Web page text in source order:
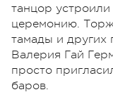
танцор
церемонию.
тамады и других
Валерия Гай
просто
баров.